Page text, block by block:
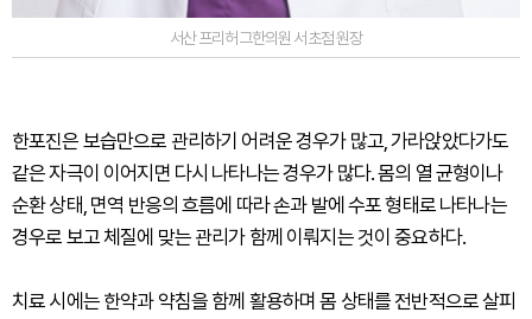
서산 프리허그한의원 서초점 원장
한포진은 보습만으로 관리하기 어려운 경우가 많고, 가라앉았다가도
같은 자극이 이어지면 다시 나타나는 경우가 많다. 몸의 열 균형이나
순환 상태, 면역 반응의 흐름에 따라 손과 발에 수포 형태로 나타나는
경우로 보고 체질에 맞는 관리가 함께 이뤄지는 것이 중요하다.
치료 시에는 한약과 약침을 함께 활용하며 몸 상태를 전반적으로 살피